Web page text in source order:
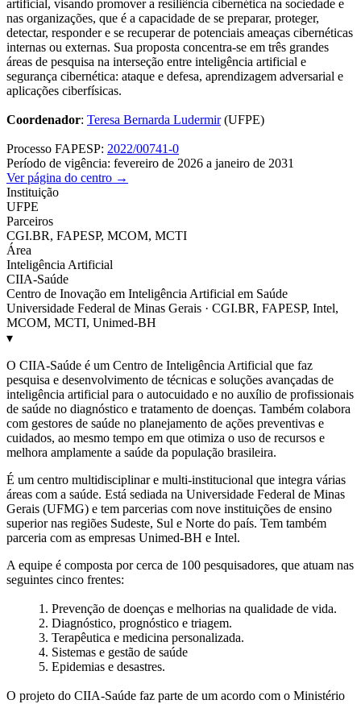
artificial, visando promover a resiliência cibernética na sociedade e
nas organizações, que é a capacidade de se preparar, proteger,
detectar, responder e se recuperar de potenciais ameaças cibernéticas
internas ou externas. Sua proposta concentra-se em três grandes
áreas de pesquisa na interseção entre inteligência artificial e
segurança cibernética: ataque e defesa, aprendizagem adversarial e
aplicações ciberfísicas.
Coordenador: Teresa Bernarda Ludermir(UFPE)
Processo FAPESP: 2022/00741-0
Período de vigência: fevereiro de 2026 a janeiro de 2031
Ver página do centro →
Instituição
UFPE
Parceiros
CGI.BR, FAPESP, MCOM, MCTI
Área
Inteligência Artificial
CIIA-Saúde
Centro de Inovação em Inteligência Artificial em Saúde
Universidade Federal de Minas Gerais · CGI.BR, FAPESP, Intel,
MCOM, MCTI, Unimed-BH
▾
O CIIA-Saúde é um Centro de Inteligência Artificial que faz
pesquisa e desenvolvimento de técnicas e soluções avançadas de
inteligência artificial para o autocuidado e no auxílio de profissionais
de saúde no diagnóstico e tratamento de doenças. Também colabora
com gestores de saúde no planejamento de ações preventivas e
cuidados, ao mesmo tempo em que otimiza o uso de recursos e
melhora amplamente a saúde da população brasileira.
É um centro multidisciplinar e multi-institucional que integra várias
áreas com a saúde. Está sediada na Universidade Federal de Minas
Gerais (UFMG) e tem parcerias com nove instituições de ensino
superior nas regiões Sudeste, Sul e Norte do país. Tem também
parceria com as empresas Unimed-BH e Intel.
A equipe é composta por cerca de 100 pesquisadores, que atuam nas
seguintes cinco frentes:
1. Prevenção de doenças e melhorias na qualidade de vida.
2. Diagnóstico, prognóstico e triagem.
3. Terapêutica e medicina personalizada.
4. Sistemas e gestão de saúde
5. Epidemias e desastres.
O projeto do CIIA-Saúde faz parte de um acordo com o Ministério